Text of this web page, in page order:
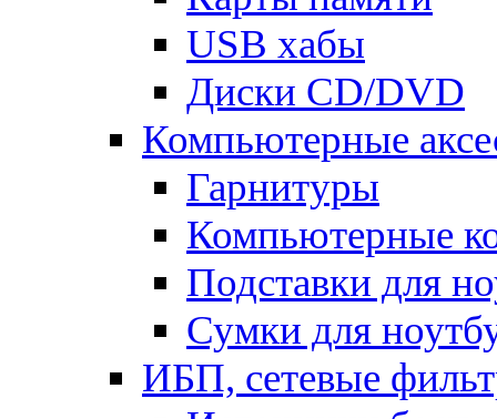
USB хабы
Диски CD/DVD
Компьютерные
Гарнитуры
Компьютерные
Подставки для
Сумки для
ИБП, сетевые